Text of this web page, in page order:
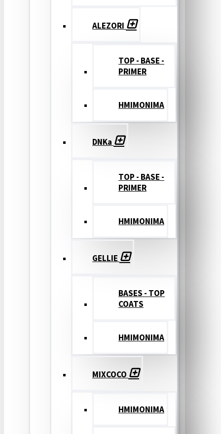
ALEZORI
TOP - BASE -
PRIMER
ΗΜΙΜΟΝΙΜΑ
DNKa
TOP - BASE -
PRIMER
ΗΜΙΜΟΝΙΜΑ
GELLIE
BASES - TOP
COATS
ΗΜΙΜΟΝΙΜΑ
MIXCOCO
HMIMONIMA